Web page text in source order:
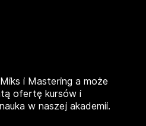
i Mastering a może
ofertę kursów i
w naszej akademii.